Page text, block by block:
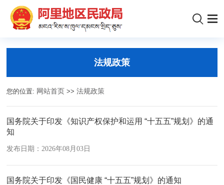
法规政策
您的位置: 网站首页 >>法规政策
国务院关于印发《知识产权保护和运用 “十五五”规划》的通
知
发布日期：2026年08月03日
国务院关于印发《国民健康 “十五五”规划》的通知